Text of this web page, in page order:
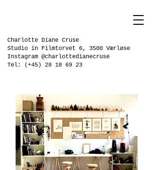
Charlotte Diane Cruse
Studio in Filmtorvet 6, 3500 Værløse
Instagram @charlottedianecruse
Tel: (+45) 28 18 69 23